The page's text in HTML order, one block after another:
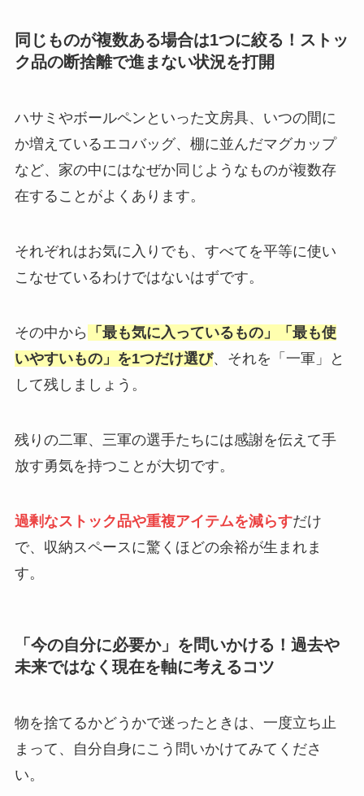
同じものが複数ある場合は1つに絞る！ストッ
ク品の断捨離で進まない状況を打開
ハサミやボールペンといった文房具、いつの間に
か増えているエコバッグ、棚に並んだマグカップ
など、家の中にはなぜか同じようなものが複数存
在することがよくあります。
それぞれはお気に入りでも、すべてを平等に使い
こなせているわけではないはずです。
その中から
「最も気に入っているもの」「最も使
いやすいもの」を1つだけ選び、それを「一軍」と
して残しましょう。
残りの二軍、三軍の選手たちには感謝を伝えて手
放す勇気を持つことが大切です。
過剰なストック品や重複アイテムを減らすだけ
で、収納スペースに驚くほどの余裕が生まれま
す。
「今の自分に必要か」を問いかける！過去や
未来ではなく現在を軸に考えるコツ
物を捨てるかどうかで迷ったときは、一度立ち止
まって、自分自身にこう問いかけてみてくださ
い。